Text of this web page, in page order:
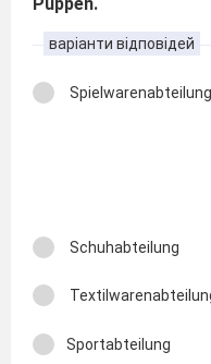
варіанти відповідей
Spielwarenabteilung
Schuhabteilung
Sportabteilung